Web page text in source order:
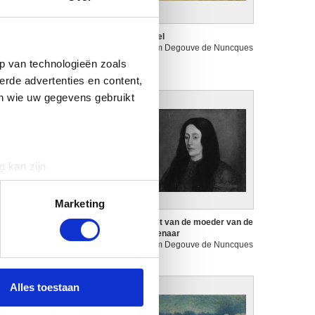
van technologieën zoals
advertenties en content,
wie uw gegevens gebruikt
kan zijn
detailgedeelte in. U kunt uw
die u aan ze heeft
Marketing
Alles toestaan
De poel
William Degouve de Nuncques
voor affiche : Reizen
Portret van de moeder van de
kunstenaar
William Degouve de Nuncques